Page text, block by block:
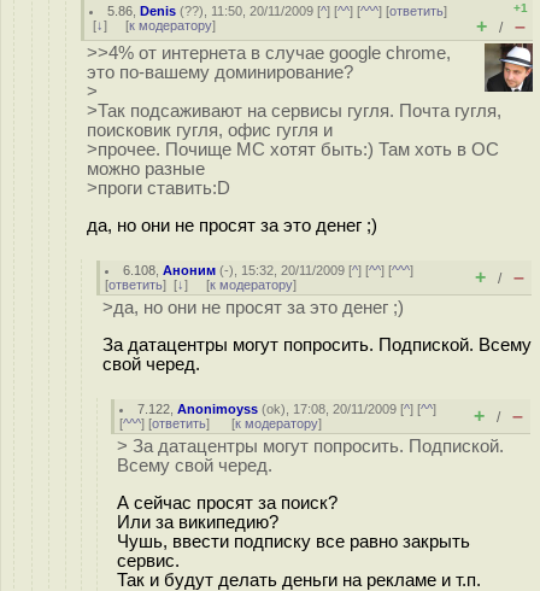
5.86 ,Denis (??), 11:50, 20/11/2009 [^] [^^] [^^^] [ответить]
[↓] [к модератору]
+1
+ / –
>>4% от интернета в случае google chrome,
это по-вашему доминирование?
>
>Так подсаживают на сервисы гугля. Почта гугля,
поисковик гугля, офис гугля и
>прочее. Почище МС хотят быть:) Там хоть в ОС
можно разные
>проги ставить:D
да, но они не просят за это денег ;)
6.108 ,Аноним (-), 15:32, 20/11/2009 [^] [^^] [^^^]
[ответить] [↓] [к модератору] + / –
>да, но они не просят за это денег ;)
За датацентры могут попросить. Подпиской. Всему
свой черед.
7.122 ,Anonimoyss (ok), 17:08, 20/11/2009 [^] [^^]
[^^^] [ответить] [к модератору] + / –
> За датацентры могут попросить. Подпиской.
Всему свой черед.
А сейчас просят за поиск?
Или за википедию?
Чушь, ввести подписку все равно закрыть
сервис.
Так и будут делать деньги на рекламе и т.п.